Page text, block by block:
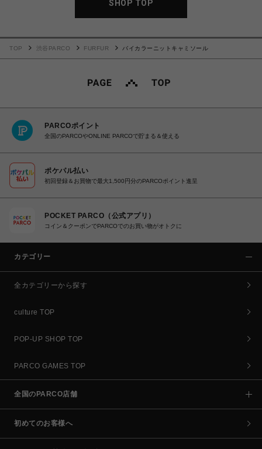
SHOP TOP
TOP 渋谷PARCO FURFUR バイカラーニットキャミソール
PARCOポイント
全国のPARCOやONLINE PARCOで貯まる＆使える
ポケパル払い
初回登録＆お買物で最大1,500円分のPARCOポイント進呈
POCKET PARCO（公式アプリ）
コイン＆クーポンでPARCOでのお買い物がオトクに
カテゴリー
全カテゴリーから探す
culture TOP
POP-UP SHOP TOP
PARCO GAMES TOP
全国のPARCO店舗
初めてのお客様へ